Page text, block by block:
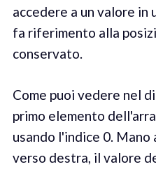
accedere a un valore in
fa riferimento alla
conservato.
Come puoi vedere nel
primo elemento
usando l'indice 0. Mano
verso destra, il valore